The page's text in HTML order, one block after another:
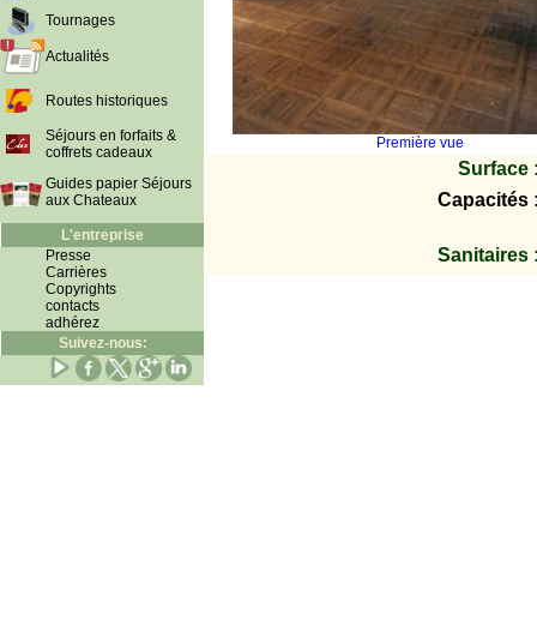
Tournages
Actualités
Routes historiques
Séjours en forfaits &
coffrets cadeaux
Guides papier Séjours
aux Chateaux
L'entreprise
Presse
Carrières
Copyrights
contacts
adhérez
Suivez-nous:
Première vue
Surface
Capacités
Sanitaires